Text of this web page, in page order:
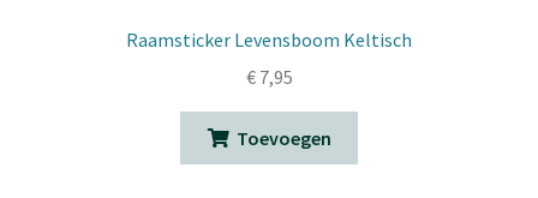
Raamsticker Levensboom Keltisch
€7,95
Toevoegen